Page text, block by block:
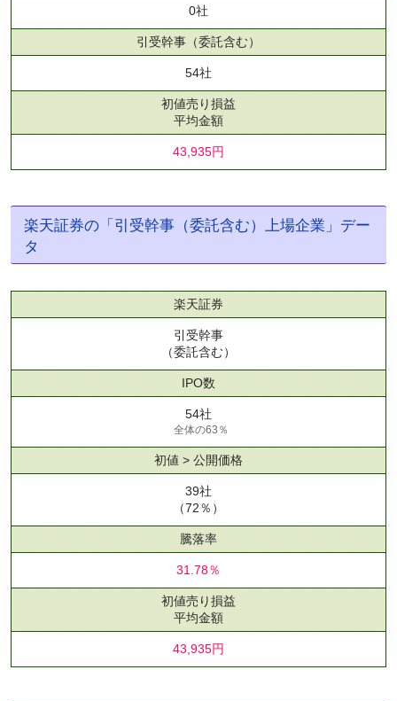
0社
引受幹事 （委託含む）
54社
初値売り損益
平均金額
43,935円
楽天証券の「引受幹事（委託含む）上場企業」デー
タ
楽天証券
引受幹事
（委託含む）
IPO数
54社
全体の63％
初値 > 公開価格
39社
（72％）
騰落率
31.78％
初値売り損益
平均金額
43,935円